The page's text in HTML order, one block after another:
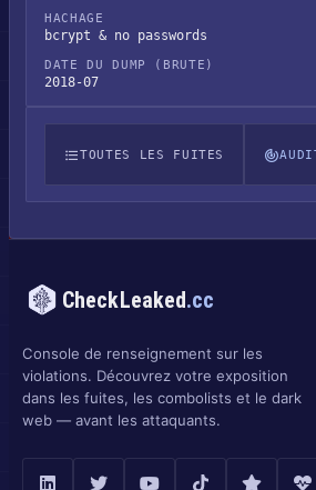
HACHAGE
bcrypt & no passwords
DATE DU DUMP (BRUTE)
2018-07
TOUTES LES FUITES
CheckLeaked.cc
Console de renseignement sur les
violations. Découvrez votre exposition
dans les fuites, les combolists et le dark
web — avant les attaquants.